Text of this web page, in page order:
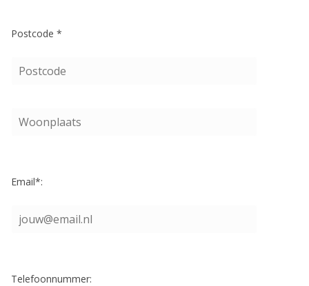
Postcode *
Email*:
Telefoonnummer: